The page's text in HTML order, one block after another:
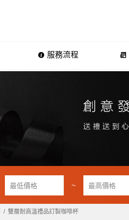
服務流程
~
雙層耐高溫禮品訂製咖啡杯